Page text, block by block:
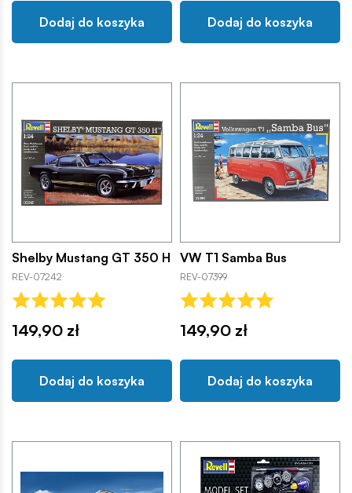
Dodaj do koszyka Dodaj do koszyka
Shelby Mustang GT 350 H
REV-07242
149,90 zł
Dodaj do koszyka
VW T1 Samba Bus
REV-07399
149,90 zł
Dodaj do koszyka